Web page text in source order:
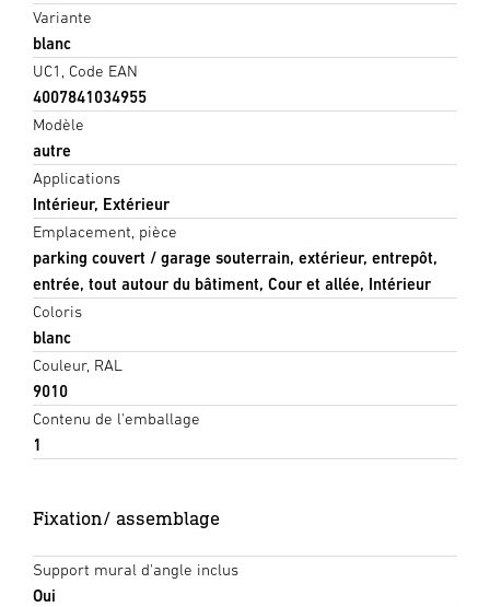
Variante
blanc
UC1, Code EAN
4007841034955
Modèle
autre
Applications
Intérieur, Extérieur
Emplacement, pièce
parking couvert / garage souterrain, extérieur, entrepôt,
entrée, tout autour du bâtiment, Cour et allée, Intérieur
Coloris
blanc
Couleur, RAL
9010
Contenu de l'emballage
1
Fixation/ assemblage
Support mural d'angle inclus
Oui